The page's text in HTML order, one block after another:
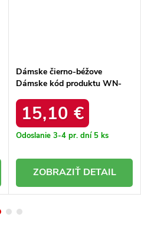
Dámske čierno-béžove
Dámske kód produktu WN-
15,10 €
Odoslanie 3-4 pr. dní 5 ks
DETAIL